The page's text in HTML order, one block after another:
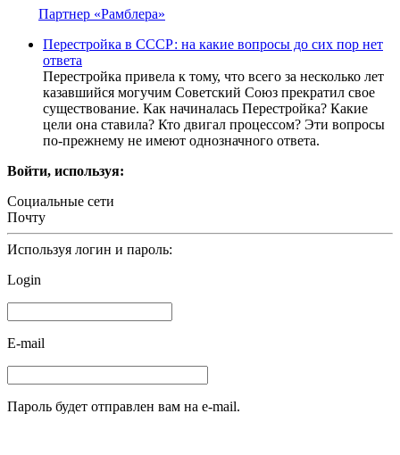
Партнер «Рамблера»
Перестройка в СССР: на какие вопросы до сих пор нет
ответа
Перестройка привела к тому, что всего за несколько лет
казавшийся могучим Советский Союз прекратил свое
существование. Как начиналась Перестройка? Какие
цели она ставила? Кто двигал процессом? Эти вопросы
по-прежнему не имеют однозначного ответа.
Войти, используя:
Социальные сети
Почту
Используя логин и пароль:
Login
E-mail
Пароль будет отправлен вам на e-mail.